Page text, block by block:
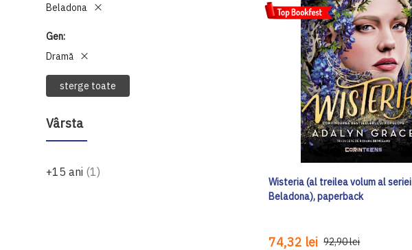
Beladona
Gen
Dramă
sterge toate
Vârsta
+15 ani 1produs
Wisteria (al treilea volum al seriei
Beladona), paperback
74,32 lei 92,90 lei